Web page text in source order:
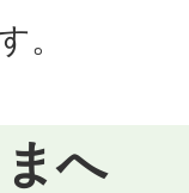
。
へ